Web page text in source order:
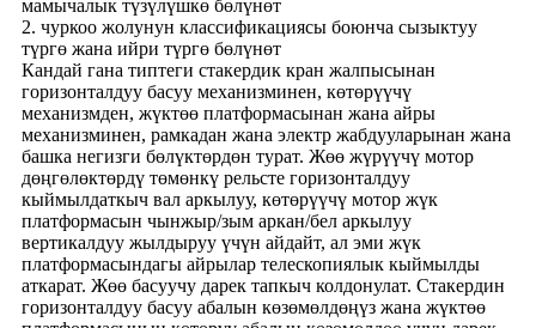
мамычалык түзүлүшкө бөлүнөт
2. чуркоо жолунун классификациясы боюнча сызыктуу
түргө жана ийри түргө бөлүнөт
Кандай гана типтеги стакердик кран жалпысынан
горизонталдуу басуу механизминен, көтөрүүчү
механизмден, жүктөө платформасынан жана айры
механизминен, рамкадан жана электр жабдууларынан жана
башка негизги бөлүктөрдөн турат. Жөө жүрүүчү мотор
дөңгөлөктөрдү төмөнкү рельсте горизонталдуу
кыймылдаткыч вал аркылуу, көтөрүүчү мотор жүк
платформасын чынжыр/зым аркан/бел аркылуу
вертикалдуу жылдыруу үчүн айдайт, ал эми жүк
платформасындагы айрылар телескопиялык кыймылды
аткарат. Жөө басуучу дарек тапкыч колдонулат. Стакердин
горизонталдуу басуу абалын көзөмөлдөңүз жана жүктөө